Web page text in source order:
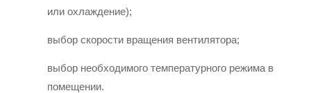
или охлаждение);
выбор скорости вращения вентилятора;
выбор необходимого температурного режима в
помещении.